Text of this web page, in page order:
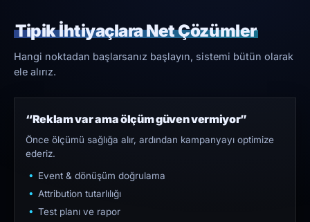
Tipik İhtiyaçlara Net Çözümler
Hangi noktadan başlarsanız başlayın, sistemi bütün olarak
ele alırız.
“Reklam var ama ölçüm güven vermiyor”
Önce ölçümü sağlığa alır, ardından kampanyayı optimize
ederiz.
Event & dönüşüm doğrulama
Attribution tutarlılığı
Test planı ve rapor